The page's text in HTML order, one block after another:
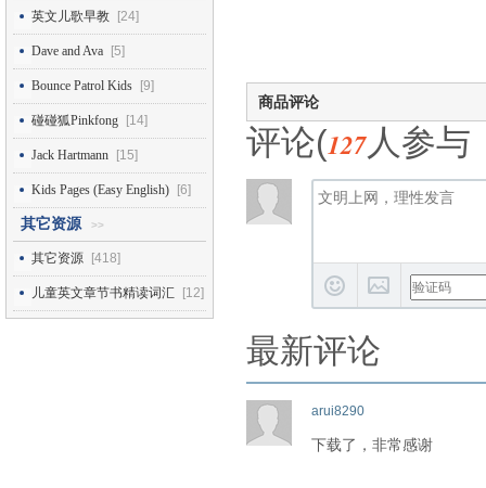
英文儿歌早教 [24]
Dave and Ava [5]
Bounce Patrol Kids [9]
碰碰狐Pinkfong [14]
Jack Hartmann [15]
Kids Pages (Easy English) [6]
其它资源 >>
其它资源 [418]
儿童英文章节书精读词汇 [12]
商品评论
评论(127人参与
最新评论
arui8290
下载了，非常感谢